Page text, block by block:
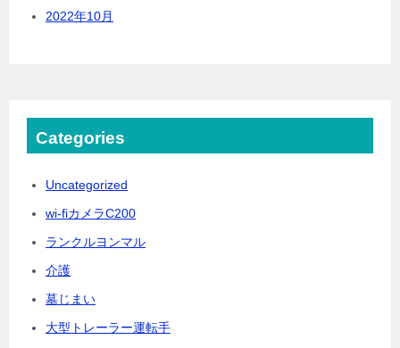
2022年10月
Categories
Uncategorized
wi-fiカメラC200
ランクルヨンマル
介護
墓じまい
大型トレーラー運転手